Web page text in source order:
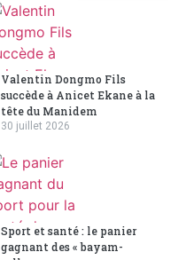
Valentin Dongmo Fils
succède à Anicet Ekane à la
tête du Manidem
30 juillet 2026
Sport et santé : le panier
gagnant des « bayam-